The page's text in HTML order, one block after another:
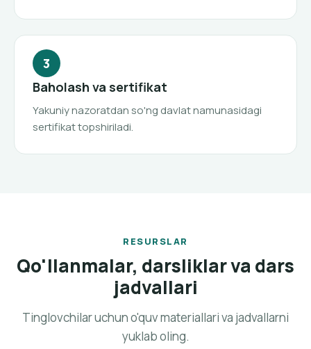
Baholash va sertifikat
Yakuniy nazoratdan so'ng davlat namunasidagi
sertifikat topshiriladi.
RESURSLAR
Qo'llanmalar, darsliklar va dars
jadvallari
Tinglovchilar uchun o'quv materiallari va jadvallarni
yuklab oling.